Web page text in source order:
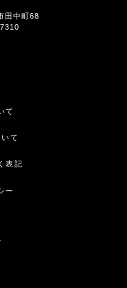
田中町68
て
て
表記
ー